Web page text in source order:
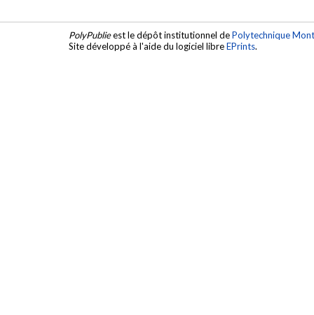
PolyPublieest le dépôt institutionnel dePolytechnique
Site développé à l'aide du logiciel libreEPrints.